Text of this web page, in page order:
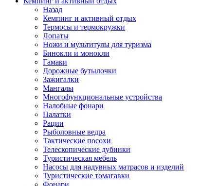
Назад
Кемпинг и активный отдых
Термосы и термокружки
Лопаты
Ножи и мультитулы для туризма
Бинокли и монокли
Гамаки
Дорожные бутылочки
Зажигалки
Мангалы
Многофункциональные устройства
Налобные фонари
Палатки
Рации
Рыболовные ведра
Тактические посохи
Телескопические дубинки
Туристическая мебель
Насосы для надувных матрасов и изделий
Туристические томагавки
Фонари